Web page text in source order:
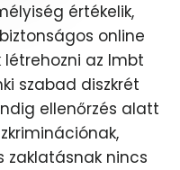
értékelik,
online
az lmbt
szabad diszkrét
ellenőrzés alatt
zaklatásnak nincs